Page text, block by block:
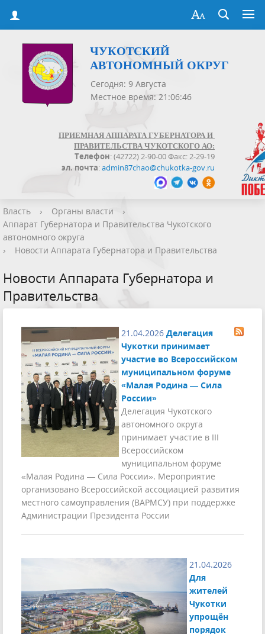
ЧУКОТСКИЙ
АВТОНОМНЫЙ ОКРУГ
Сегодня: 9 Августа
Местное время: 21:06:48
ПРИЕМНАЯ АППАРАТА ГУБЕРНАТОРА И
ПРАВИТЕЛЬСТВА ЧУКОТСКОГО АО:
Телефон: (42722) 2-90-00 Факс: 2-29-19
эл. почта:admin87chao@chukotka-gov.ru
Власть › Органы власти
›
Аппарат Губернатора и Правительства Чукотского
автономного округа
›
Новости Аппарата Губернатора и Правительства
Новости Аппарата Губернатора и
Правительства
21.04.2026 Делегация
Чукотки принимает
участие во Всероссийском
муниципальном форуме
«Малая Родина — Сила
России»
Делегация Чукотского
автономного округа
принимает участие в III
Всероссийском
муниципальном форуме
«Малая Родина — Сила России». Мероприятие
организовано Всероссийской ассоциацией развития
местного самоуправления (ВАРМСУ) при поддержке
Администрации Президента России
21.04.2026
Для
жителей
Чукотки
упрощён
порядок